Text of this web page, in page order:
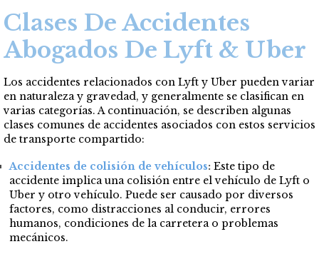
Clases De Accidentes
Abogados De Lyft & Uber
Los accidentes relacionados con Lyft y Uber pueden variar
en naturaleza y gravedad, y generalmente se clasifican en
varias categorías. A continuación, se describen algunas
clases comunes de accidentes asociados con estos servicios
de transporte compartido:
Accidentes de colisión de vehículos: Este tipo de
accidente implica una colisión entre el vehículo de Lyft o
Uber y otro vehículo. Puede ser causado por diversos
factores, como distracciones al conducir, errores
humanos, condiciones de la carretera o problemas
mecánicos.